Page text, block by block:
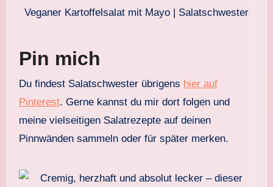
Veganer Kartoffelsalat mit Mayo | Salatschwester
Pin mich
Du findest Salatschwester übrigens hier auf
Pinterest. Gerne kannst du mir dort folgen und
meine vielseitigen Salatrezepte auf deinen
Pinnwänden sammeln oder für später merken.